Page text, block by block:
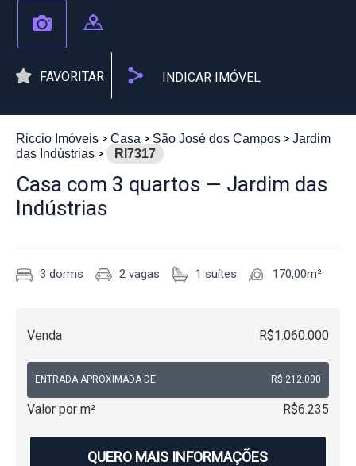
FAVORITAR INDICAR IMÓVEL
Riccio Imóveis Casa São José dos Campos
Jardim
das Indústrias
RI7317
Casa com 3 quartos — Jardim das
Indústrias
3 dorms 2 vagas 1 suítes 170,00m²
Venda R$1.060.000
ENTRADA APROXIMADA DE R$ 212.000
Valor por m² R$6.235
QUERO MAIS INFORMAÇÕES